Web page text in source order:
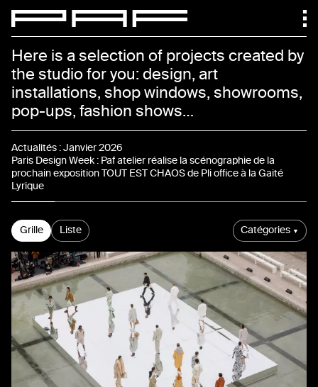
Paf atelier
Here is a selection of projects created by
the studio for you: design, art
installations, shop windows, showrooms,
pop-ups, fashion shows…
Actualités:Janvier 2026
Paris Design Week : Paf atelier réalise la scénographie de la
prochain exposition TOUT EST CHAOS de Pli office à la Gaité
Lyrique
Projets
Grille Liste Catégories